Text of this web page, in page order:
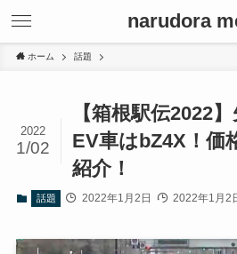
narudora
ホーム 話題
【箱根駅伝2022
EV車はbZ4X！価
紹介！
2022
1/02
話題 2022年1月2日 2022年1月2